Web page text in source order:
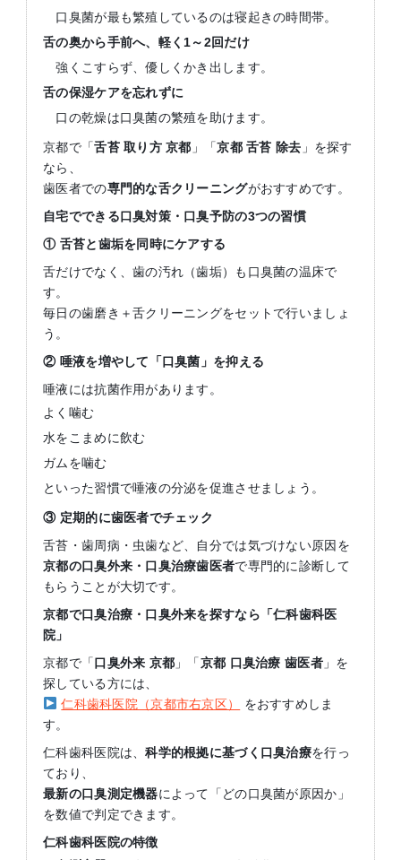
口臭菌が最も繁殖しているのは寝起きの時間帯。
舌の奥から手前へ、軽く 1～2回だけ
強くこすらず、優しくかき出します。
舌の保湿ケアを忘れずに
口の乾燥は口臭菌の繁殖を助けます。
京都で「舌苔 取り方 京都 」「京都 舌苔 除去 」を探す
なら、
歯医者での専門的な舌クリーニングがおすすめです。
自宅でできる口臭対策・口臭予防の3つの習慣
① 舌苔と歯垢を同時にケアする
舌だけでなく、歯の汚れ（歯垢）も口臭菌の温床で
す。
毎日の歯磨き＋舌クリーニングをセットで行いましょ
う。
② 唾液を増やして「口臭菌」を抑える
唾液には抗菌作用があります。
よく噛む
水をこまめに飲む
ガムを噛む
といった習慣で唾液の分泌を促進させましょう。
③ 定期的に歯医者でチェック
舌苔・歯周病・虫歯など、自分では気づけない原因を
京都の口臭外来・口臭治療歯医者で専門的に診断して
もらうことが大切です。
京都で口臭治療・口臭外来を探すなら「仁科歯科医
院」
京都で「口臭外来 京都 」「京都 口臭治療 歯医者」を
探している方には、
仁科歯科医院（京都市右京区）
をおすすめしま
す。
仁科歯科医院は、科学的根拠に基づく口臭治療を行っ
ており、
最新の口臭測定機器によって「どの口臭菌が原因か」
を数値で判定できます。
仁科歯科医院の特徴